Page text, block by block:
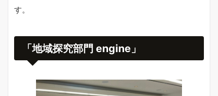
す。
「地域探究部門 engine」